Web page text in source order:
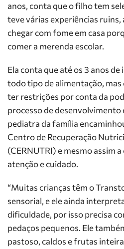
anos, conta que o filho tem
teve várias experiências
chegar com fome em casa
comer a merenda escolar.
Ela conta que até os 3 anos
todo tipo de alimentação, mas
ter restrições por conta da
processo de desenvolvimento
pediatra da família
Centro de Recuperação
(CERNUTRI) e mesmo assim
atenção e cuidado.
“Muitas crianças têm o
sensorial, e ele ainda
dificuldade, por isso precisa
pedaços pequenos. Ele
pastoso, caldos e frutas